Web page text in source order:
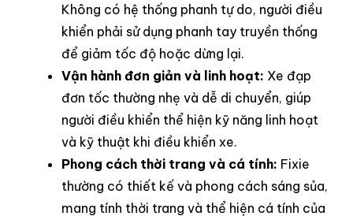
Không có hệ thống phanh tự do, người điều
khiển phải sử dụng phanh tay truyền thống
để giảm tốc độ hoặc dừng lại.
Vận hành đơn giản và linh hoạt: Xe đạp
đơn tốc thường nhẹ và dễ di chuyển, giúp
người điều khiển thể hiện kỹ năng linh hoạt
và kỹ thuật khi điều khiển xe.
Phong cách thời trang và cá tính: Fixie
thường có thiết kế và phong cách sáng sủa,
mang tính thời trang và thể hiện cá tính của